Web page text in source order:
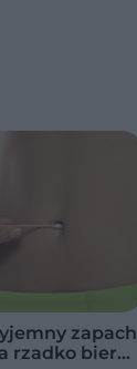
zapach
rzadko bierze